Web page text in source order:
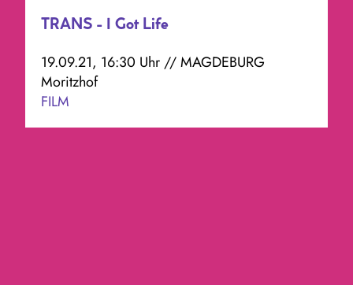
TRANS - I Got Life
19.09.21, 16:30 Uhr // MAGDEBURG
Moritzhof
FILM